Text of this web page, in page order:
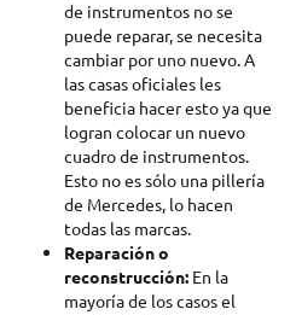
de instrumentos no se
puede reparar, se necesita
cambiar por uno nuevo. A
las casas oficiales les
beneficia hacer esto ya que
logran colocar un nuevo
cuadro de instrumentos.
Esto no es sólo una pillería
de Mercedes, lo hacen
todas las marcas.
Reparación o
reconstrucción: En la
mayoría de los casos el